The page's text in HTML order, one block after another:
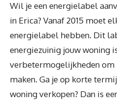
Wil je een energielabel
in Erica? Vanaf 2015 moet
energielabel hebben. Dit
energiezuinig jouw woning
verbetermogelijkheden om
maken. Ga je op korte
woning verkopen? Dan is